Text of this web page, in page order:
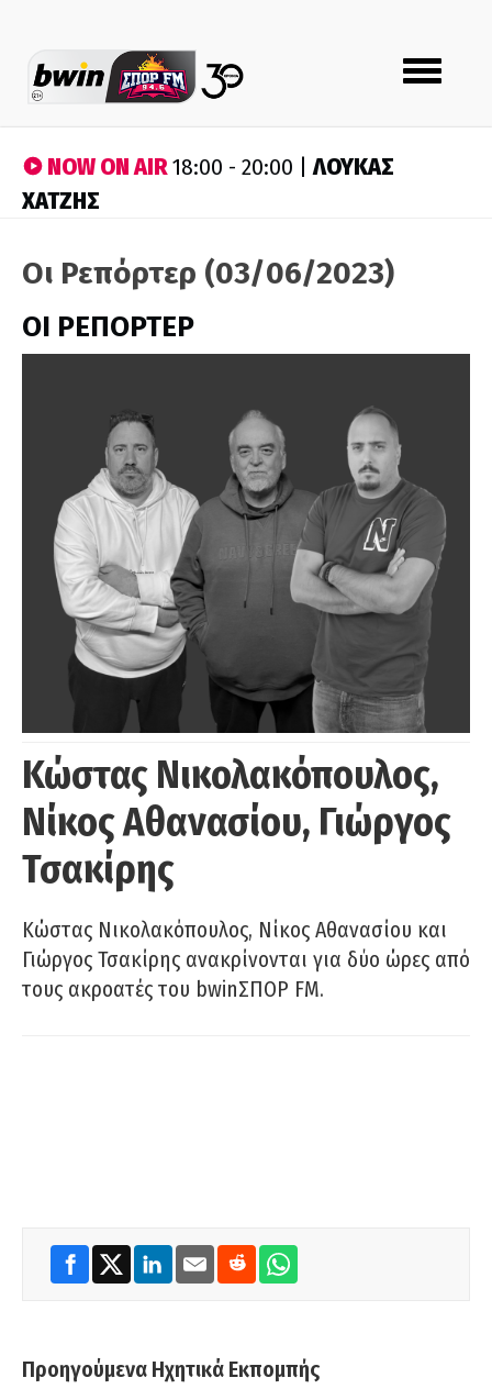
Toggle
navigation
NOW ON AIR18:00 - 20:00 |ΛΟΥΚΑΣ
ΧΑΤΖΗΣ
Οι Ρεπόρτερ (03/06/2023)
ΟΙ ΡΕΠΟΡΤΕΡ
Κώστας Νικολακόπουλος,
Νίκος Αθανασίου, Γιώργος
Τσακίρης
Κώστας Νικολακόπουλος, Νίκος Αθανασίου και
Γιώργος Τσακίρης ανακρίνονται για δύο ώρες από
τους ακροατές του bwinΣΠΟΡ FM.
Προηγούμενα Ηχητικά Εκπομπής